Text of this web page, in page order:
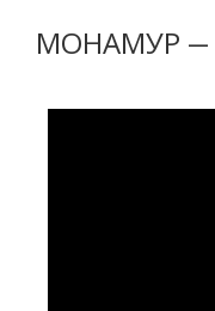
МОНАМУР —